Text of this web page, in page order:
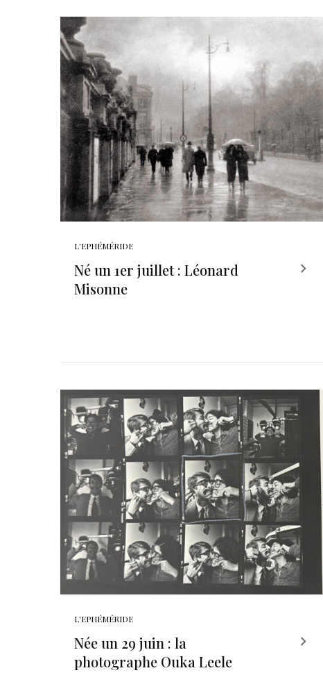
L'EPHÉMÉRIDE
Né un 1er juillet : Léonard
Misonne
L'EPHÉMÉRIDE
Née un 29 juin : la
photographe Ouka Leele